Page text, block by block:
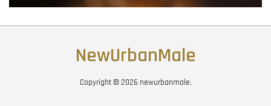
NewUrbanMale
Copyright © 2026 newurbanmale.